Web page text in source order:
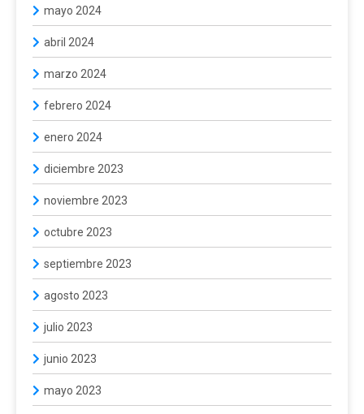
mayo 2024
abril 2024
marzo 2024
febrero 2024
enero 2024
diciembre 2023
noviembre 2023
octubre 2023
septiembre 2023
agosto 2023
julio 2023
junio 2023
mayo 2023